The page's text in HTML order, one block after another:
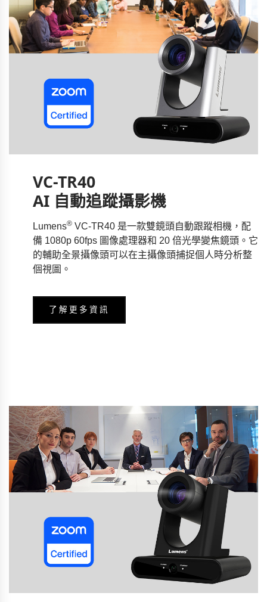
VC-TR40
AI 自動追蹤攝影機
Lumens® VC-TR40 是一款雙鏡頭自動跟蹤相機，配
備 1080p 60fps 圖像處理器和 20 倍光學變焦鏡頭。它
的輔助全景攝像頭可以在主攝像頭捕捉個人時分析整
個視圖。
了解更多資訊